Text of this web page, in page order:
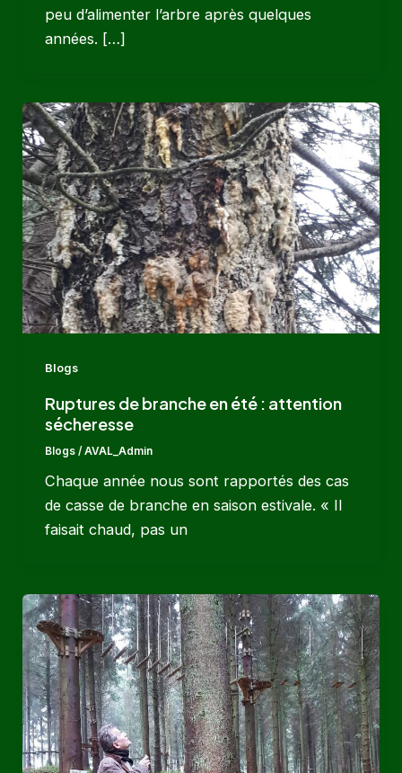
peu d’alimenter l’arbre après quelques
années. […]
Blogs
Ruptures de branche en été : attention
sécheresse
Blogs/AVAL_Admin
Chaque année nous sont rapportés des cas
de casse de branche en saison estivale. « Il
faisait chaud, pas un